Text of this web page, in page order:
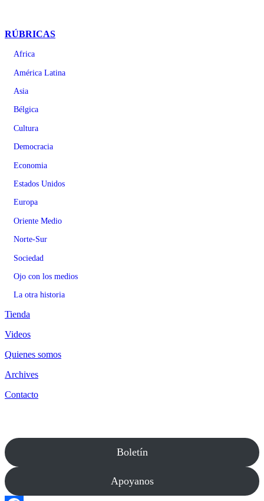
RÚBRICAS
Africa
América Latina
Asia
Bélgica
Cultura
Democracia
Economia
Estados Unidos
Europa
Oriente Medio
Norte-Sur
Sociedad
Ojo con los medios
La otra historia
Tienda
Videos
Quienes somos
Archives
Contacto
Boletín
Apoyanos